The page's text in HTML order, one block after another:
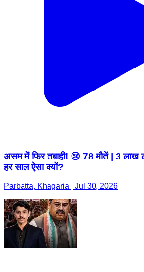
असम में फिर तबाही! 😢 78 मौतें | 3 लाख
हर साल ऐसा क्यों?
Parbatta, Khagaria | Jul 30, 2026